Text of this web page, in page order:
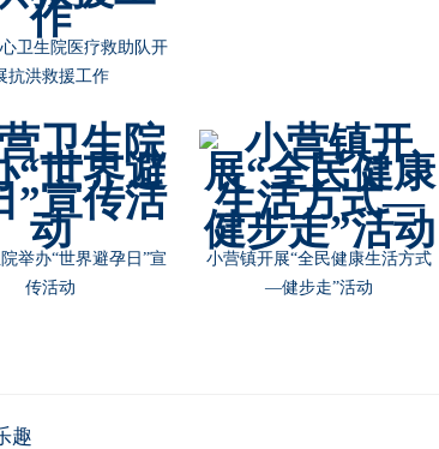
卫生院医疗救助队开
抗洪救援工作
举办“世界避孕日”宣
传活动
小营镇开展“全民健康生活方式
—健步走”活动
趣